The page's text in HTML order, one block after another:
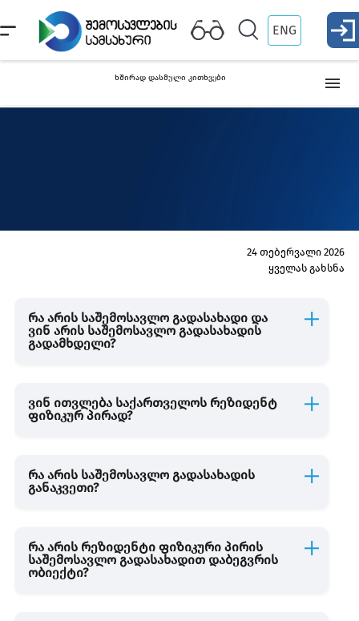
ENG
ხშირად დასმული კითხვები
ფიზიკური პირის ქონება
დამატებული ღირებულების გადასახადი
საგადასახადო დოკუმენტი
24 თებერვალი 2026
ყველას გახსნა
რა არის საშემოსავლო გადასახადი და
ვინ არის საშემოსავლო გადასახადის
გადამხდელი?
ვინ ითვლება საქართველოს რეზიდენტ
ფიზიკურ პირად?
რა არის საშემოსავლო გადასახადის
განაკვეთი?
რა არის რეზიდენტი ფიზიკური პირის
საშემოსავლო გადასახადით დაბეგვრის
ობიექტი?